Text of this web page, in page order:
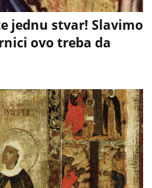
jednu stvar! Slavimo
ovo treba da